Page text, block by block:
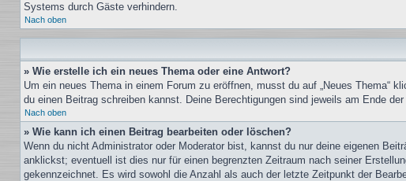
Systems durch Gäste verhindern.
Nach oben
» Wie erstelle ich ein neues Thema oder eine Antwort?
Um ein neues Thema in einem Forum zu eröffnen, musst du auf „Neues Thema“
du einen Beitrag schreiben kannst. Deine Berechtigungen sind jeweils am Ende
Nach oben
» Wie kann ich einen Beitrag bearbeiten oder löschen?
Wenn du nicht Administrator oder Moderator bist, kannst du nur deine eigenen
anklickst; eventuell ist dies nur für einen begrenzten Zeitraum nach seiner
gekennzeichnet. Es wird sowohl die Anzahl als auch der letzte Zeitpunkt der